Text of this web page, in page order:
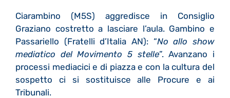
Ciarambino (M5S) aggredisce in Consiglio
Graziano costretto a lasciare l’aula. Gambino e
Passariello (Fratelli d’Italia AN): “No allo show
mediatico del Movimento 5 stelle”. Avanzano i
processi mediacici e di piazza e con la cultura del
sospetto ci si sostituisce alle Procure e ai
Tribunali.